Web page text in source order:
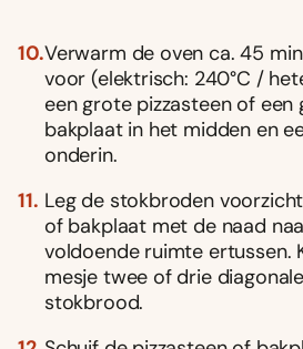
Verwarm de oven ca. 45
voor (elektrisch: 240°C /
een grote pizzasteen of een
bakplaat in het midden en
onderin.
Leg de stokbroden
of bakplaat met de naad
voldoende ruimte ertussen.
mesje twee of drie
stokbrood.